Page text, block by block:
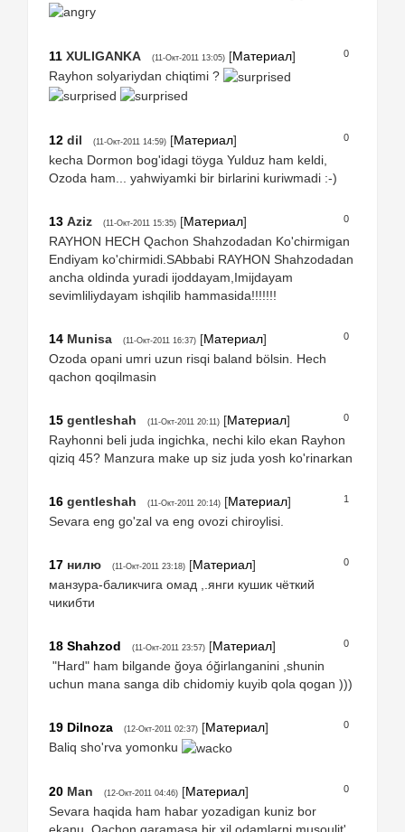
0
11 XULIGANKA (11-Окт-2011 13:05) [Материал]
Rayhon solyariydan chiqtimi ?
0
12 dil (11-Окт-2011 14:59) [Материал]
kecha Dormon bog'idagi töyga Yulduz ham keldi,
Ozoda ham... yahwiyamki bir birlarini kuriwmadi :-)
0
13 Aziz (11-Окт-2011 15:35) [Материал]
RAYHON HECH Qachon Shahzodadan Ko'chirmigan
Endiyam ko'chirmidi.SAbbabi RAYHON Shahzodadan
ancha oldinda yuradi ijoddayam,Imijdayam
sevimliliydayam ishqilib hammasida!!!!!!!
0
14 Munisa (11-Окт-2011 16:37) [Материал]
Ozoda opani umri uzun risqi baland bölsin. Hech
qachon qoqilmasin
0
15 gentleshah (11-Окт-2011 20:11) [Материал]
Rayhonni beli juda ingichka, nechi kilo ekan Rayhon
qiziq 45? Manzura make up siz juda yosh ko'rinarkan
1
16 gentleshah (11-Окт-2011 20:14) [Материал]
Sevara eng go'zal va eng ovozi chiroylisi.
0
17 нилю (11-Окт-2011 23:18) [Материал]
манзура-баликчига омад ,.янги кушик чёткий
чикибти
0
18 Shahzod (11-Окт-2011 23:57) [Материал]
"Hard" ham bilgande ğoya óğirlanganini ,shunin
uchun mana sanga dib chidomiy kuyib qola qogan )))
0
19 Dilnoza (12-Окт-2011 02:37) [Материал]
Baliq sho'rva yomonku
0
20 Man (12-Окт-2011 04:46) [Материал]
Sevara haqida ham habar yozadigan kuniz bor
ekanu. Qachon qaramasa bir xil odamlarni musoulit'